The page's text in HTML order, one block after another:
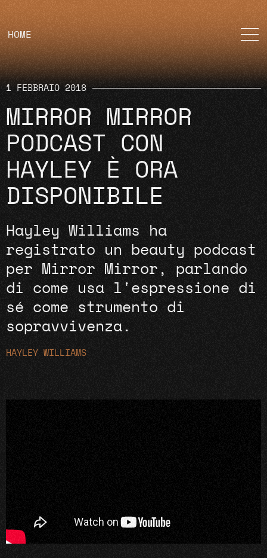
HOME
1 FEBBRAIO 2018
MIRROR MIRROR
PODCAST CON
HAYLEY È ORA
DISPONIBILE
Hayley Williams ha
registrato un beauty podcast
per Mirror Mirror, parlando
di come usa l'espressione di
sé come strumento di
sopravvivenza.
HAYLEY WILLIAMS